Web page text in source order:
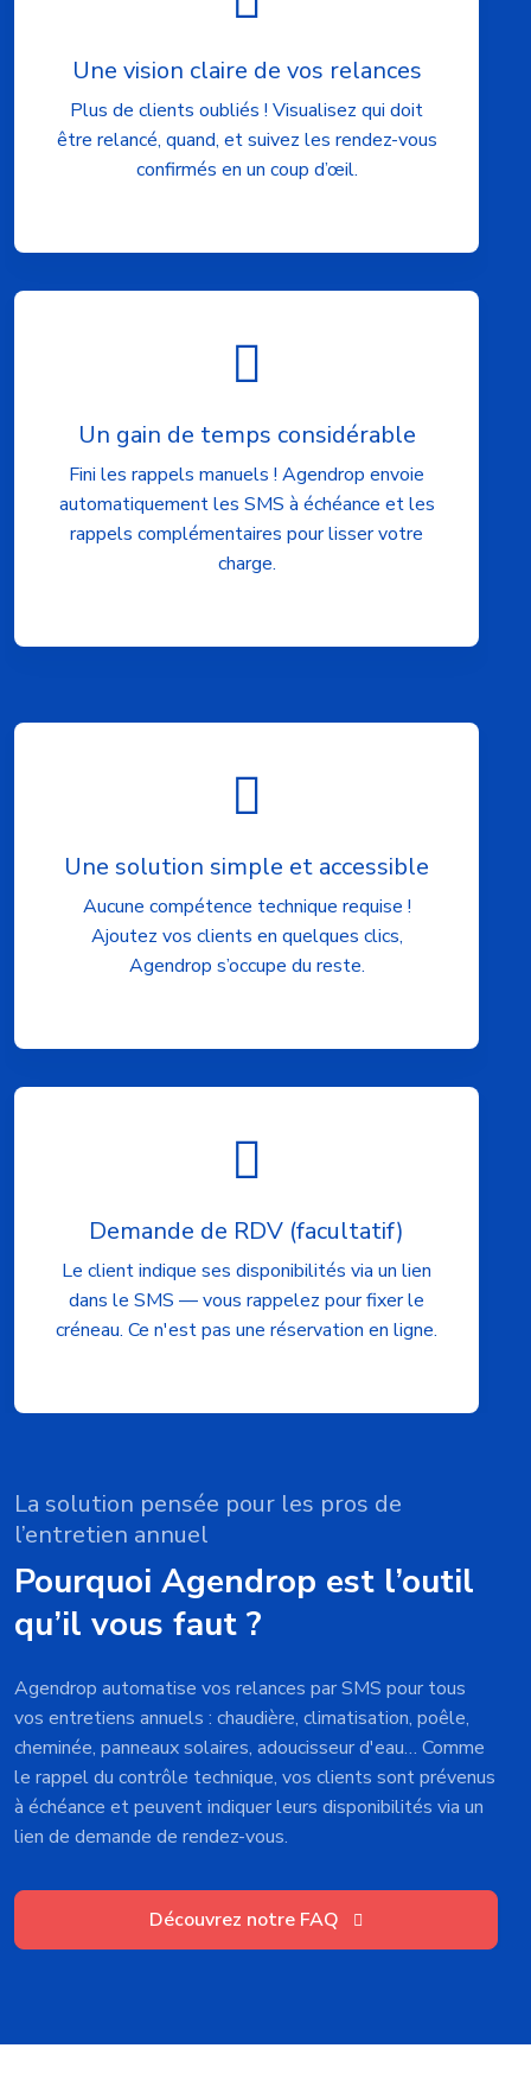
La solution pensée pour les pros de
l’entretien annuel
Pourquoi Agendrop est l’outil
qu’il vous faut ?
Agendrop automatise vos relances par SMS pour tous
vos entretiens annuels : chaudière, climatisation, poêle,
cheminée, panneaux solaires, adoucisseur d'eau… Comme
le rappel du contrôle technique, vos clients sont prévenus
à échéance et peuvent indiquer leurs disponibilités via un
lien de demande de rendez-vous.
Découvrez notre FAQ
Une vision claire de vos relances
Plus de clients oubliés ! Visualisez qui doit
être relancé, quand, et suivez les rendez-vous
confirmés en un coup d’œil.
Un gain de temps considérable
Fini les rappels manuels ! Agendrop envoie
automatiquement les SMS à échéance et les
rappels complémentaires pour lisser votre
charge.
Une solution simple et accessible
Aucune compétence technique requise !
Ajoutez vos clients en quelques clics,
Agendrop s’occupe du reste.
Demande de RDV (facultatif)
Le client indique ses disponibilités via un lien
dans le SMS — vous rappelez pour fixer le
créneau. Ce n'est pas une réservation en ligne.